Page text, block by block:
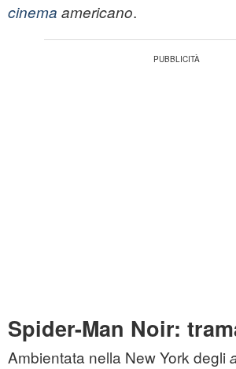
cinema americano.
Spider-Man Noir:
Ambientata nella New York degli